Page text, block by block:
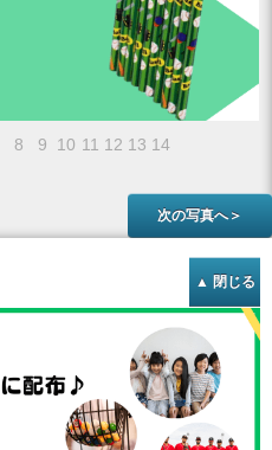
8 9 10 11 12 13 14
次の写真へ＞